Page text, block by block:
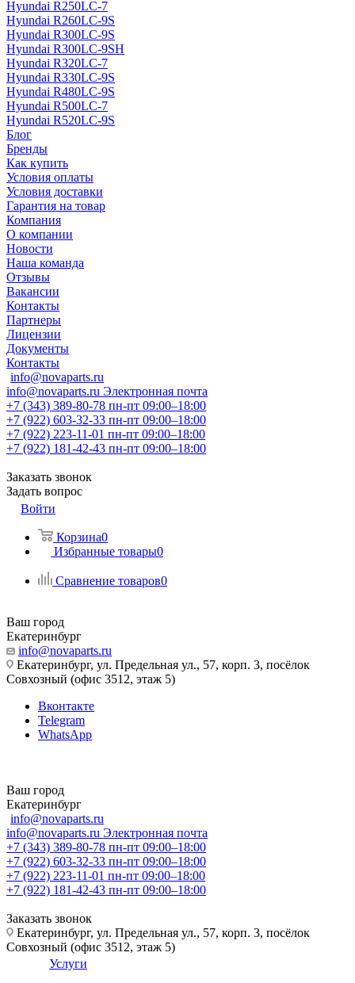
Hyundai R250LC-7
Hyundai R260LC-9S
Hyundai R300LC-9S
Hyundai R300LC-9SH
Hyundai R320LC-7
Hyundai R330LC-9S
Hyundai R480LC-9S
Hyundai R500LC-7
Hyundai R520LC-9S
Блог
Бренды
Как купить
Условия оплаты
Условия доставки
Гарантия на товар
Компания
О компании
Новости
Наша команда
Отзывы
Вакансии
Контакты
Партнеры
Лицензии
Документы
Контакты
info@novaparts.ru
info@novaparts.ru Электронная почта
+7 (343) 389-80-78 пн-пт 09:00–18:00
+7 (922) 603-32-33 пн-пт 09:00–18:00
+7 (922) 223-11-01 пн-пт 09:00–18:00
+7 (922) 181-42-43 пн-пт 09:00–18:00
Заказать звонок
Задать вопрос
Войти
Корзина0
Избранные товары0
Сравнение товаров0
Ваш город
Екатеринбург
info@novaparts.ru
Екатеринбург, ул. Предельная ул., 57, корп. 3, посёлок
Совхозный (офис 3512, этаж 5)
Вконтакте
Telegram
WhatsApp
Ваш город
Екатеринбург
info@novaparts.ru
info@novaparts.ru Электронная почта
+7 (343) 389-80-78 пн-пт 09:00–18:00
+7 (922) 603-32-33 пн-пт 09:00–18:00
+7 (922) 223-11-01 пн-пт 09:00–18:00
+7 (922) 181-42-43 пн-пт 09:00–18:00
Заказать звонок
Екатеринбург, ул. Предельная ул., 57, корп. 3, посёлок
Совхозный (офис 3512, этаж 5)
Услуги